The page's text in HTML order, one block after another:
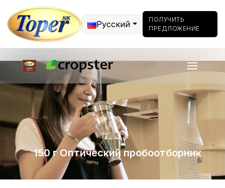
Русский
ПОЛУЧИТЬ
ПРЕДЛОЖЕНИЕ
150 г Оптический пробоотборник